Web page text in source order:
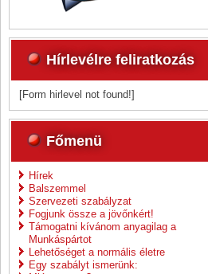
Hírlevélre feliratkozás
[Form hirlevel not found!]
Főmenü
Hírek
Balszemmel
Szervezeti szabályzat
Fogjunk össze a jövőnkért!
Támogatni kívánom anyagilag a
Munkáspártot
Lehetőséget a normális életre
Egy szabályt ismerünk: